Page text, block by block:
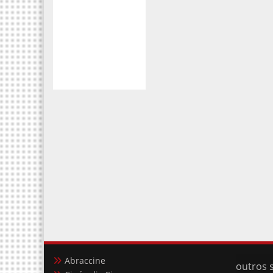
Abraccine
outros